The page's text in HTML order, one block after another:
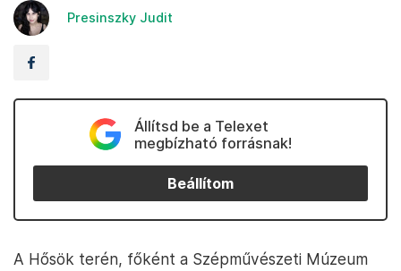
Presinszky Judit
Állítsd be a Telexet
megbízható forrásnak!
Beállítom
A Hősök terén, főként a Szépművészeti Múzeum